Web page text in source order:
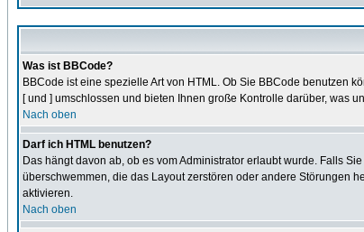
Was ist BBCode?
BBCode ist eine spezielle Art von HTML. Ob Sie BBCode benutzen
[ und ] umschlossen und bieten Ihnen große Kontrolle darüber, was
Nach oben
Darf ich HTML benutzen?
Das hängt davon ab, ob es vom Administrator erlaubt wurde. Falls
überschwemmen, die das Layout zerstören oder andere Störungen
aktivieren.
Nach oben